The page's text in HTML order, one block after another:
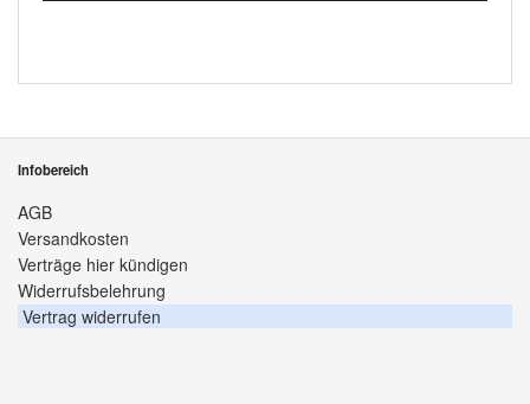
Infobereich
AGB
Versandkosten
Verträge hier kündigen
Widerrufsbelehrung
Vertrag widerrufen